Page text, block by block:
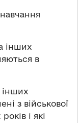
інших
в
з військової
і які